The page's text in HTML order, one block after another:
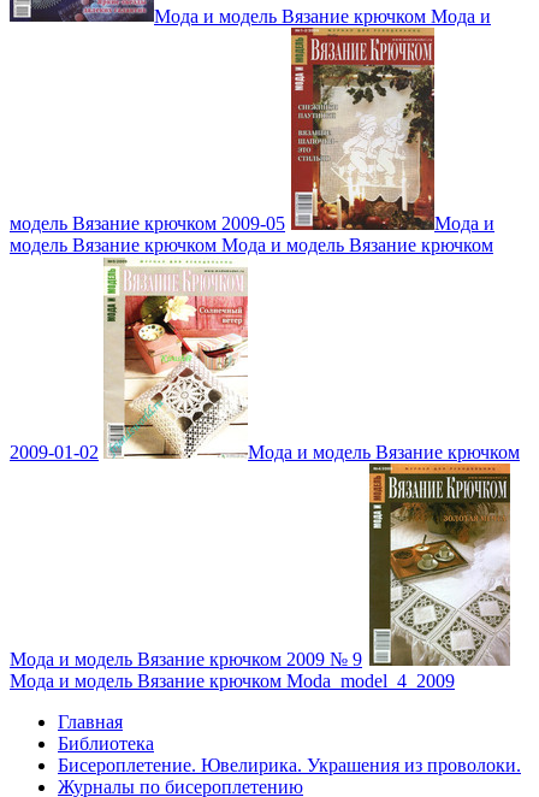
Мода и модель Вязание крючком Мода и
модель Вязание крючком 2009-05
Мода и
модель Вязание крючком Мода и модель Вязание крючком
2009-01-02 Мода и модель Вязание крючком
Мода и модель Вязание крючком 2009 № 9
Мода и модель Вязание крючком Moda_model_4_2009
Главная
Библиотека
Бисероплетение. Ювелирика. Украшения из проволоки.
Журналы по бисероплетению